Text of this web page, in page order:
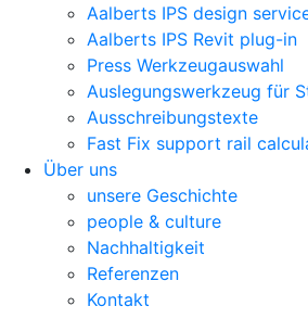
Aalberts IPS design
Aalberts IPS Revit plug-in
Press Werkzeugauswahl
Auslegungswerkzeug für
Ausschreibungstexte
Fast Fix support rail
Über uns
unsere Geschichte
people & culture
Nachhaltigkeit
Referenzen
Kontakt